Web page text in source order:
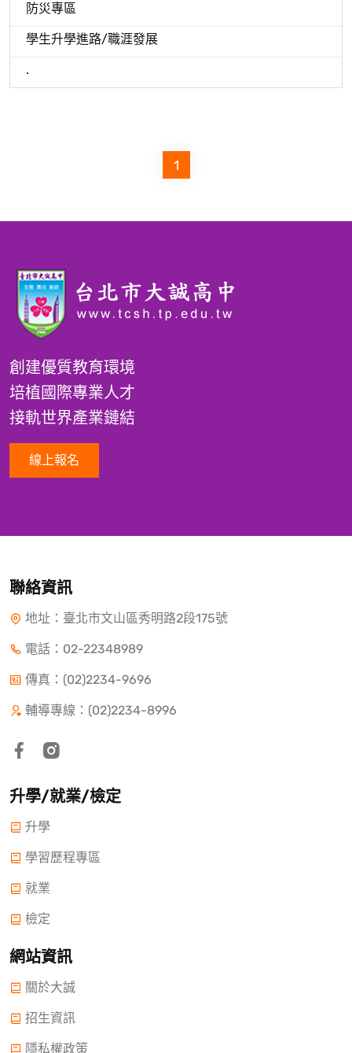
防災專區
學生升學進路/職涯發展
.
1
創建優質教育環境
培植國際專業人才
接軌世界產業鏈結
線上報名
聯絡資訊
地址：臺北市文山區秀明路2段175號
電話： 02-22348989
傳真：(02)2234-9696
輔導專線：(02)2234-8996
升學/就業/檢定
升學
學習歷程專區
就業
檢定
網站資訊
關於大誠
招生資訊
隱私權政策